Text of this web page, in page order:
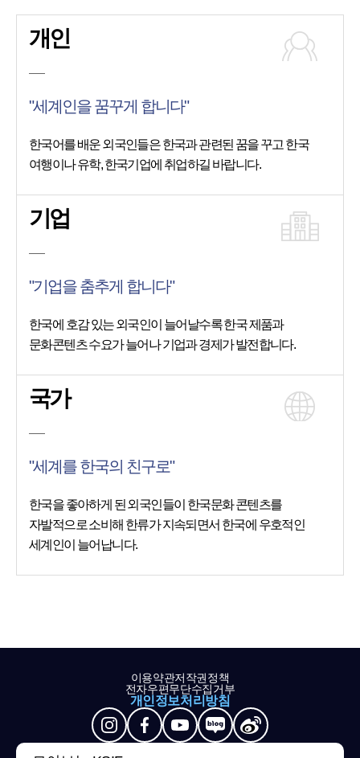
개인
"세계인을 꿈꾸게 합니다"
한국어를 배운 외국인들은 한국과 관련된 꿈을 꾸고 한국
여행이나 유학, 한국기업에 취업하길 바랍니다.
기업
"기업을 춤추게 합니다"
한국에 호감 있는 외국인이 늘어날수록 한국 제품과
문화콘텐츠 수요가 늘어나 기업과 경제가 발전합니다.
국가
"세계를 한국의 친구로"
한국을 좋아하게 된 외국인들이 한국문화 콘텐츠를
자발적으로 소비해 한류가 지속되면서 한국에 우호적인
세계인이 늘어납니다.
이용약관저작권정책
전자우편무단수집거부
개인정보처리방침